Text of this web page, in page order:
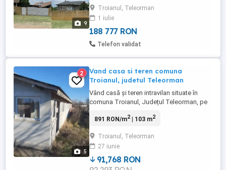
9
în 1963 din paiantă; * consolidată și
renovată complet anul trecut (interior și
exterior); * 3 camere, ...
Troianul, Teleorman
1 iulie
188 777 RON
Telefon validat
5
2
Vand casa si teren comuna
Troianul, judetul Teleorman
Vând casă și teren intravilan situate în
comuna Troianul, Județul Teleorman, pe
include: Suprafața construită a locuinței:
un hol. Anexe: 46 mp. Teren intravilan: 997
mp. Casa este una bătrănească, ce a fost
extinsă în anul ...
891 RON/m2| 103 m2
Troianul, Teleorman
27 iunie
91,768 RON